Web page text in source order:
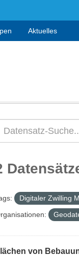
Aktuelles
Digitaler Zwilling
von